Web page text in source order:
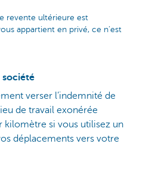
revente ultérieure est
appartient en privé, ce n’est
société
verser l’indemnité de
de travail exonérée
kilomètre si vous utilisez un
déplacements vers votre